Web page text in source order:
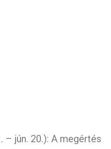
– jún. 20.): A megértés